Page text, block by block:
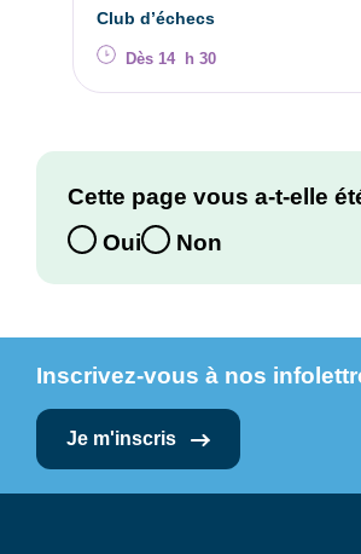
Club d’échecs
Dès 14 h 30
Cette page vous a-t-elle
Oui
Non
Inscrivez-vous à nos
Je m'inscris